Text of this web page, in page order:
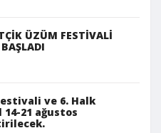
ÜZÜM FESTİVALİ
ve 6. Halk
14-21 ağustos